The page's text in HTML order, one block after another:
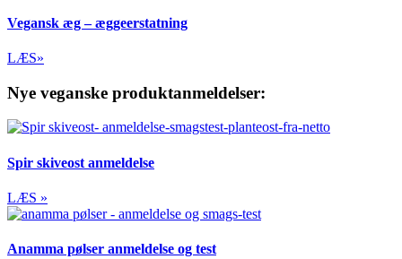
Vegansk æg – æggeerstatning
LÆS»
Nye veganske produktanmeldelser:
Spir skiveost anmeldelse
LÆS »
Anamma pølser anmeldelse og test